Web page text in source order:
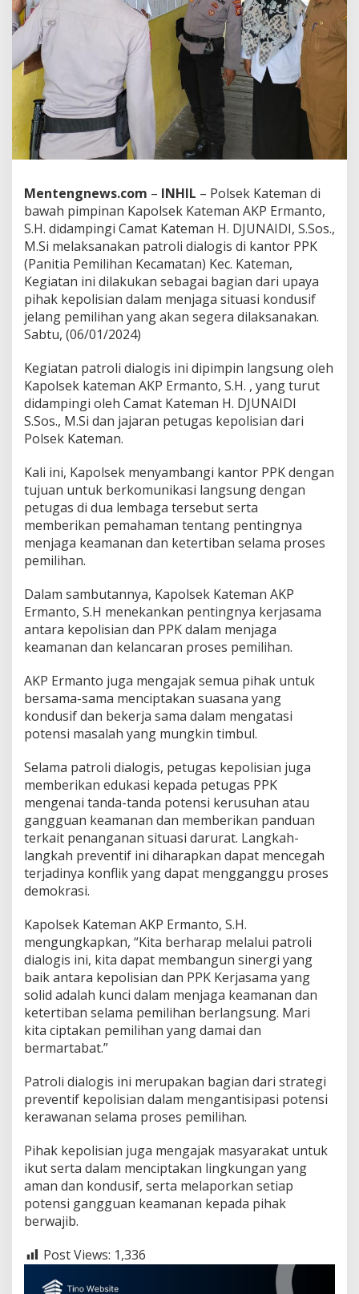
K
a
p
o
l
s
e
K
t
e
m
a
n
P
i
m
p
n
P
a
t
r
o
D
i
a
l
g
k
e
P
K
e
m
a
a
n
K
a
t
e
m
a
n
Mentengnews.com – INHIL – Polsek Kateman di
bawah pimpinan Kapolsek Kateman AKP Ermanto,
S.H. didampingi Camat Kateman H. DJUNAIDI, S.Sos.,
M.Si melaksanakan patroli dialogis di kantor PPK
(Panitia Pemilihan Kecamatan) Kec. Kateman,
Kegiatan ini dilakukan sebagai bagian dari upaya
pihak kepolisian dalam menjaga situasi kondusif
jelang pemilihan yang akan segera dilaksanakan.
Sabtu, (06/01/2024)
Kegiatan patroli dialogis ini dipimpin langsung oleh
Kapolsek kateman AKP Ermanto, S.H. , yang turut
didampingi oleh Camat Kateman H. DJUNAIDI
S.Sos., M.Si dan jajaran petugas kepolisian dari
Polsek Kateman.
Kali ini, Kapolsek menyambangi kantor PPK dengan
tujuan untuk berkomunikasi langsung dengan
petugas di dua lembaga tersebut serta
memberikan pemahaman tentang pentingnya
menjaga keamanan dan ketertiban selama proses
pemilihan.
Dalam sambutannya, Kapolsek Kateman AKP
Ermanto, S.H menekankan pentingnya kerjasama
antara kepolisian dan PPK dalam menjaga
keamanan dan kelancaran proses pemilihan.
AKP Ermanto juga mengajak semua pihak untuk
bersama-sama menciptakan suasana yang
kondusif dan bekerja sama dalam mengatasi
potensi masalah yang mungkin timbul.
Selama patroli dialogis, petugas kepolisian juga
memberikan edukasi kepada petugas PPK
mengenai tanda-tanda potensi kerusuhan atau
gangguan keamanan dan memberikan panduan
terkait penanganan situasi darurat. Langkah-
langkah preventif ini diharapkan dapat mencegah
terjadinya konflik yang dapat mengganggu proses
demokrasi.
Kapolsek Kateman AKP Ermanto, S.H.
mengungkapkan, “Kita berharap melalui patroli
dialogis ini, kita dapat membangun sinergi yang
baik antara kepolisian dan PPK Kerjasama yang
solid adalah kunci dalam menjaga keamanan dan
ketertiban selama pemilihan berlangsung. Mari
kita ciptakan pemilihan yang damai dan
bermartabat.”
Patroli dialogis ini merupakan bagian dari strategi
preventif kepolisian dalam mengantisipasi potensi
kerawanan selama proses pemilihan.
Pihak kepolisian juga mengajak masyarakat untuk
ikut serta dalam menciptakan lingkungan yang
aman dan kondusif, serta melaporkan setiap
potensi gangguan keamanan kepada pihak
berwajib.
Post Views: 1,336